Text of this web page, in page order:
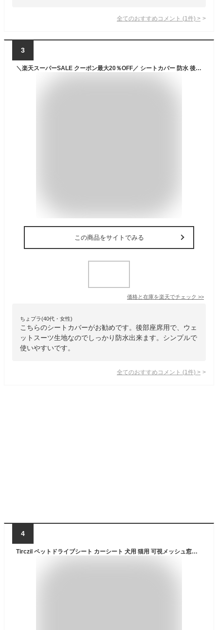
全てのおすすめコメント (1 件) >
3
＼楽天スーパーSALE クーポン最大20％OFF／ シートカバー 防水 後部座席 リアシートカバー TOOLS ツールス カーシートカバー ウエットスーツシートカバー 防水シート ネオプレーン生地 車用 座席カバー
この商品をサイトでみる
価格と在庫を楽天でチェック >>
ちょプラ(40代・女性)
こちらのシートカバーがお勧めです。後部座席用で、ウェ
ットスーツ生地なのでしっかり防水出来ます。シンプルで
使いやすいです。
全てのおすすめコメント (1 件) >
4
Tirczil ペットドライブシート カーシート 犬用 猫用 可視メッシュ窓付き 安全ベルト付き 車用ペットシートカバー 後部座席用 防水 撥水 滑り止め 折り畳み 清潔簡単 車 シートカバー オクスフォード お出かけ 耐摩耗性 耐久性 防塵 洗える ブラック